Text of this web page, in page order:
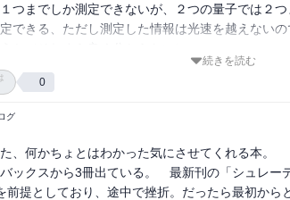
１つまでしか測定できないが、２つの量子では２
できる、ただし測定した情報は光速を越えない
続きを読む
0
グ
、何かちょとはわかった気にさせてくれる本。
ックスから3冊出ている。　最新刊の「シュレー
前提としており、途中で挫折。だったら最初か